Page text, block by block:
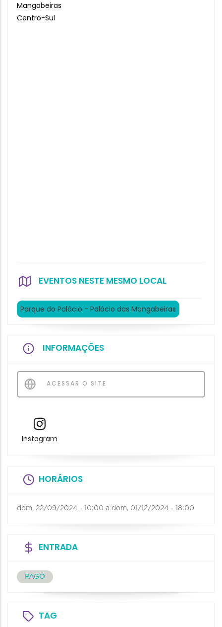
Mangabeiras
Centro-Sul
EVENTOS NESTE MESMO LOCAL
Parque do Palácio - Palácio das Mangabeiras
INFORMAÇÕES
ACESSAR O SITE
Instagram
HORÁRIOS
dom, 22/09/2024 - 10:00 a dom, 01/12/2024 - 18:00
ENTRADA
PAGO
TAG